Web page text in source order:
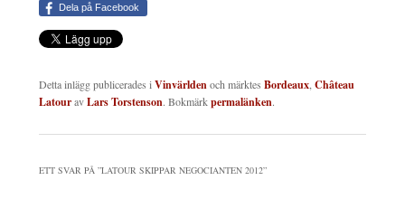
Dela på Facebook
Detta inlägg publicerades i Vinvärldenoch märktes Bordeaux Château
LatouravLars Torstenson. Bokmärkpermalänken.
ETT SVAR PÅ ”LATOUR SKIPPAR NEGOCIANTEN 2012”